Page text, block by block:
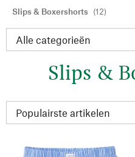
Slips & Boxershorts (12)
Slips &